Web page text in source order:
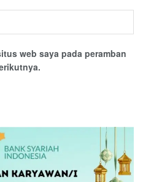
web saya pada peramban